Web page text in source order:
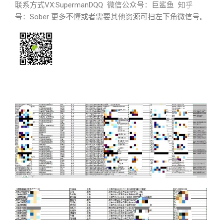
联系方式VX:SupermanDQQ 微信公众号：巨鲨鱼 知乎
号：Sober 更多不懂或者需要其他资源可扫左下角微信号。